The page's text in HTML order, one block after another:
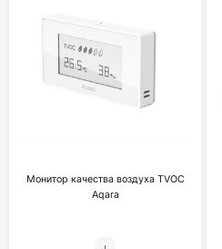
Монитор качества воздуха TVOC
Aqara